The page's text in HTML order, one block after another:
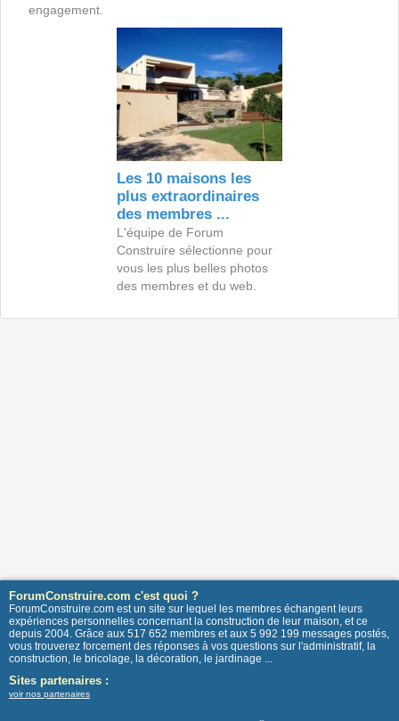
engagement.
Les 10 maisons les
plus extraordinaires
des membres ...
L'équipe de Forum
Construire sélectionne pour
vous les plus belles photos
des membres et du web.
ForumConstruire.com c'est quoi ?
ForumConstruire.com est un site sur lequel les membres échangent leurs
expériences personnelles concernant la construction de leur maison, et ce
depuis 2004. Grâce aux 517 652 membres et aux 5 992 199 messages postés,
vous trouverez forcement des réponses à vos questions sur l'administratif, la
construction, le bricolage, la décoration, le jardinage ...
Sites partenaires :
voir nos partenaires